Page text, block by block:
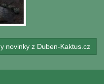
novinky z Duben-Kaktus.cz